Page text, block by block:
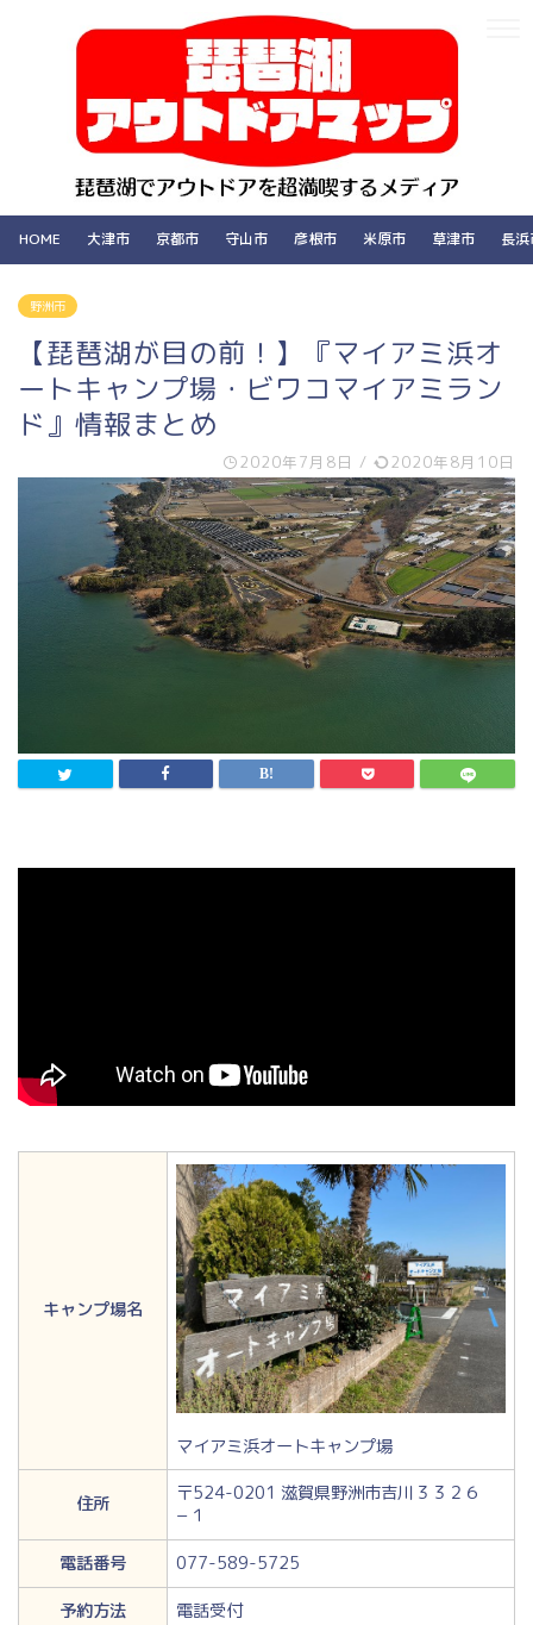
HOME 大津市 京都市 守山市 彦根市 米原市 草津市 長
野洲市
【琵琶湖が目の前！】『マイアミ浜オ
ートキャンプ場・ビワコマイアミラン
ド』情報まとめ
2020年7月8日 / 2020年8月10日
キャンプ場名
マイアミ浜オートキャンプ場
住所
〒524-0201 滋賀県野洲市吉川３３２６
−１
電話番号
077-589-5725
予約方法
電話受付